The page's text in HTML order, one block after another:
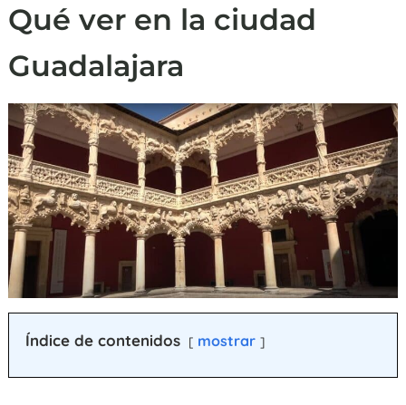
Qué ver en la ciudad
Guadalajara
Índice de contenidos mostrar